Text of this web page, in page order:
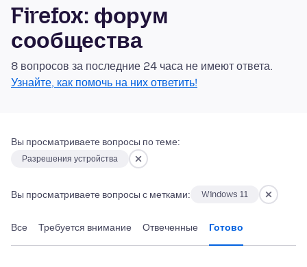
Firefox: форум
сообщества
8 вопросов за последние 24 часа не имеют ответа.
Узнайте, как помочь на них ответить!
Вы просматриваете вопросы по теме:
Разрешения устройства
Вы просматриваете вопросы с метками: Windows 11
Все Требуется внимание Отвеченные Готово